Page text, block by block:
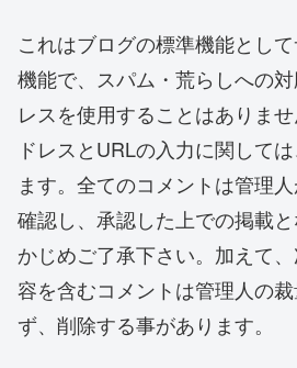
これはブログの標準機能とし
機能で、スパム・荒らしへの
レスを使用することはありま
ドレスとURLの入力に関して
ます。全てのコメントは管理
確認し、承認した上での掲載
かじめご了承下さい。加えて
容を含むコメントは管理人の
ず、削除する事があります。